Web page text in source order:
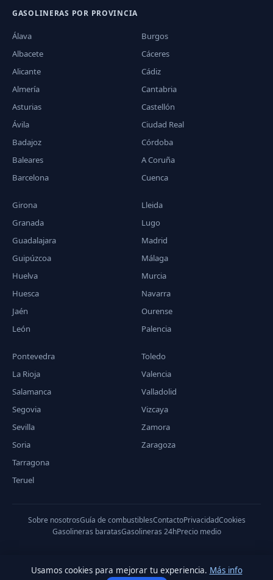
GASOLINERAS POR PROVINCIA
Álava
Albacete
Alicante
Almería
Asturias
Ávila
Badajoz
Baleares
Barcelona
Burgos
Cáceres
Cádiz
Cantabria
Castellón
Ciudad Real
Córdoba
A Coruña
Cuenca
Girona
Granada
Guadalajara
Guipúzcoa
Huelva
Huesca
Jaén
León
Lleida
Lugo
Madrid
Málaga
Murcia
Navarra
Ourense
Palencia
Pontevedra
La Rioja
Salamanca
Segovia
Sevilla
Soria
Tarragona
Teruel
Toledo
Valencia
Valladolid
Vizcaya
Zamora
Zaragoza
Sobre nosotrosGuía de combustiblesContactoPrivacidadCookies
Gasolineras baratasGasolineras 24hPrecio medio
Usamos cookies para mejorar tu experiencia. Más info